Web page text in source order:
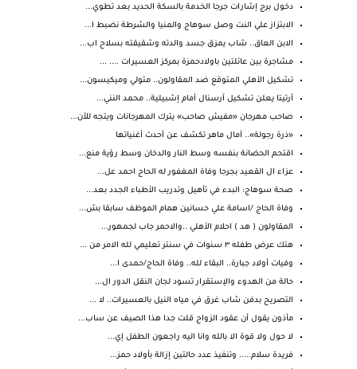
دخول برج إشارات جرجا الخدمة بالسكة الحديد بعد تطوي...
الابتزاز علي النت وصل سوهاج والمنيا والشرطة نضبط ا...
الابن العاق.. شاب يمزق جسد والدته وشقيقته بسلاح اب...
مشاجرة بين عائلتين باولادحمزة بمركز العسيرات .... ...
تشكيل الأهلي المتوقع ضد المقاولون.. متولي وميكيسون...
أرتيتا يعلن تشكيل آرسنال أمام إشبيلية.. محمد النني...
صاحب مهرجان «مفيش صاحب» يترك المهرجانات ويتجه للأن...
«ذرة رجولة».. آمال ماهر تكشف عن أحدث أغنياتها
اقتحم الحضانة بنفسه وسط النار والدخان وسط رؤية منع...
عزاء ال القعيد بجرجا وفاة المغفور له الحاج احمد عل...
صحة سوهاج: البدء في تأهيل وتدريب الأطباء الجدد بعد...
وفاة الحاج /اسامة علي حسانين همام الموظف سابقا بش...
المقاولون ( هد ) احلام الأهلي ..والاحمر جاب لجمهور...
هتك عرض طفله ٣ سنوات في سنتر تعليمي لله الامر من ...
وفيات أولاد جبارة.. البقاء لله.. وفاة الحاج/حمدى ا...
حالة من الهدوء والإستقرار تسود لجان النقل الدور ال...
التصريح بدفن شاب غرق في مياه النيل بالعسيرات.. لا ...
مأذون يقول أن عقود الزواج قلت جدا هذا الصيف عن ساب...
لا حول ولا قوة الا بالله وانا اليه راجعون الطفل إي...
فريدة سلام..... وتنفيذ عدد حالتين إزالة بأولاد حمز...